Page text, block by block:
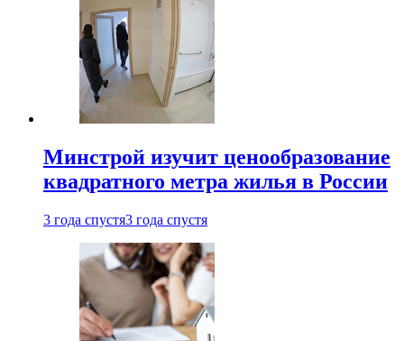
Минстрой изучит ценообразование
квадратного метра жилья в России
3 года спустя3 года спустя